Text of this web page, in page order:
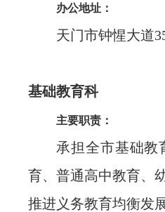
办公地址：
天门市钟惺大道
基础教育科
主要职责：
承担全市基础教
育、普通高中教育、
推进义务教育均衡发